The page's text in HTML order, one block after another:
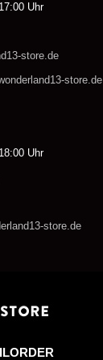
Uhr
store.de
store.de
Uhr
store.de